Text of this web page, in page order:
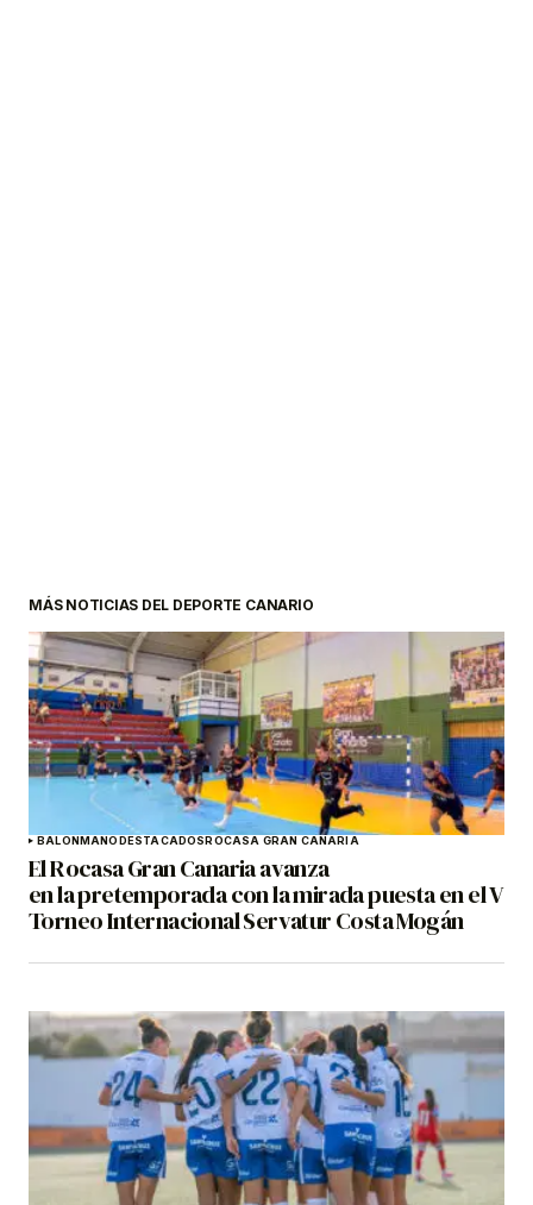
MÁS NOTICIAS DEL DEPORTE CANARIO
BALONMANODESTACADOSROCASA GRAN CANARIA
El Rocasa Gran Canaria avanza
en la pretemporada con la mirada puesta en el V
Torneo Internacional Servatur Costa Mogán